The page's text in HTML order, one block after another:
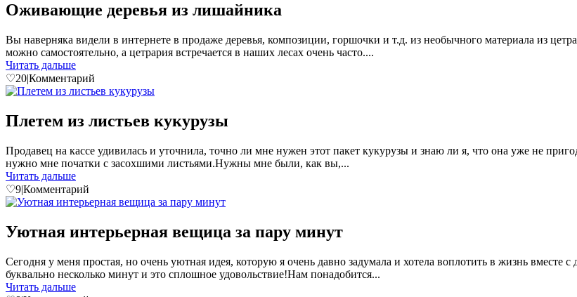
Оживающие деревья из лишайника
Вы наверняка видели в интернете в продаже деревья, композиции, горшочки и т.д. из необычного материала из
можно самостоятельно, а цетрария встречается в наших лесах очень часто....
Читать дальше
♡20|Комментарий
Плетем из листьев кукурузы
Продавец на кассе удивилась и уточнила, точно ли мне нужен этот пакет кукурузы и знаю ли я, что она уже не
нужно мне початки с засохшими листьями.Нужны мне были, как вы,...
Читать дальше
♡9|Комментарий
Уютная интерьерная вещица за пару минут
Сегодня у меня простая, но очень уютная идея, которую я очень давно задумала и хотела воплотить в жизнь вместе
буквально несколько минут и это сплошное удовольствие!Нам понадобится...
Читать дальше